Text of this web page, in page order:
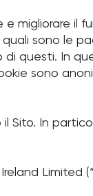
migliorare il
sono le
questi. In
sono
In
Limited